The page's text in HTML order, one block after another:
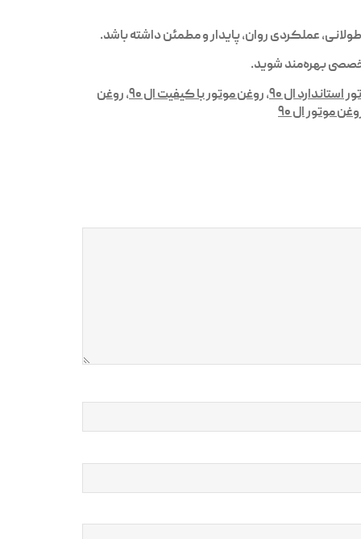
بهره‌مند شوید.
استاندارد ال ۹۰ ,روغن موتور با کیفیت ال ۹۰ ,روغن
موتور ال ۹۰